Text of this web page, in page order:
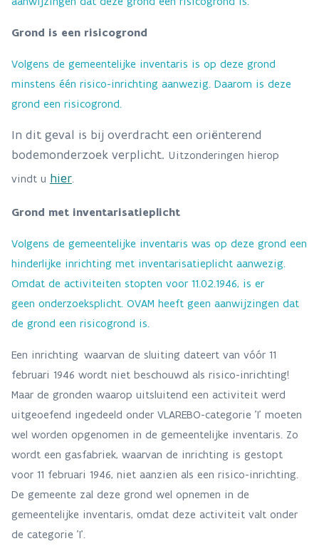
Grond is een risicogrond
Volgens de gemeentelijke inventaris is op deze grond
minstens één risico-inrichting aanwezig. Daarom is deze
grond een risicogrond.
In dit geval is bij overdracht een oriënterend
bodemonderzoek verplicht. Uitzonderingen hierop
vindt u hier.
Grond met inventarisatieplicht
Volgens de gemeentelijke inventaris was op deze grond een
hinderlijke inrichting met inventarisatieplicht aanwezig.
Omdat de activiteiten stopten voor 11.02.1946, is er
geen onderzoeksplicht. OVAM heeft geen aanwijzingen dat
de grond een risicogrond is.
Een inrichting waarvan de sluiting dateert van vóór 11
februari 1946 wordt niet beschouwd als risico-inrichting!
Maar de gronden waarop uitsluitend een activiteit werd
uitgeoefend ingedeeld onder VLAREBO-categorie 'I' moeten
wel worden opgenomen in de gemeentelijke inventaris. Zo
wordt een gasfabriek, waarvan de inrichting is gestopt
voor 11 februari 1946, niet aanzien als een risico-inrichting.
De gemeente zal deze grond wel opnemen in de
gemeentelijke inventaris, omdat deze activiteit valt onder
de categorie 'I'.